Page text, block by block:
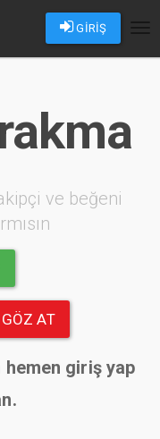
GİRİŞ
ve beğeni
AT
giriş yap